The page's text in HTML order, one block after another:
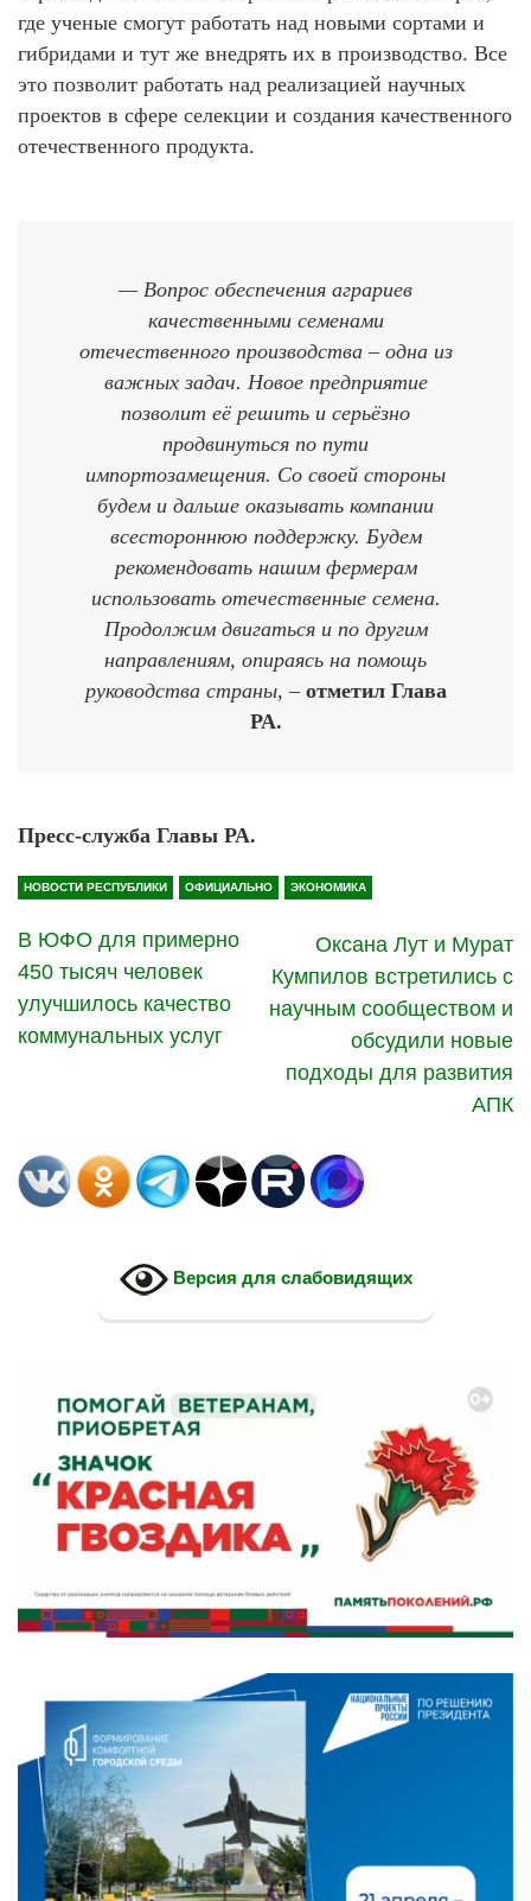
где ученые смогут работать над новыми сортами и
гибридами и тут же внедрять их в производство. Все
это позволит работать над реализацией научных
проектов в сфере селекции и создания качественного
отечественного продукта.
— Вопрос обеспечения аграриев
качественными семенами
отечественного производства – одна из
важных задач. Новое предприятие
позволит её решить и серьёзно
продвинуться по пути
импортозамещения. Со своей стороны
будем и дальше оказывать компании
всестороннюю поддержку. Будем
рекомендовать нашим фермерам
использовать отечественные семена.
Продолжим двигаться и по другим
направлениям, опираясь на помощь
руководства страны, – отметил Глава
РА.
Пресс-служба Главы РА.
НОВОСТИ РЕСПУБЛИКИ ОФИЦИАЛЬНО ЭКОНОМИКА
В ЮФО для примерно
450 тысяч человек
улучшилось качество
коммунальных услуг
Оксана Лут и Мурат
Кумпилов встретились с
научным сообществом и
обсудили новые
подходы для развития
АПК
Версия для слабовидящих